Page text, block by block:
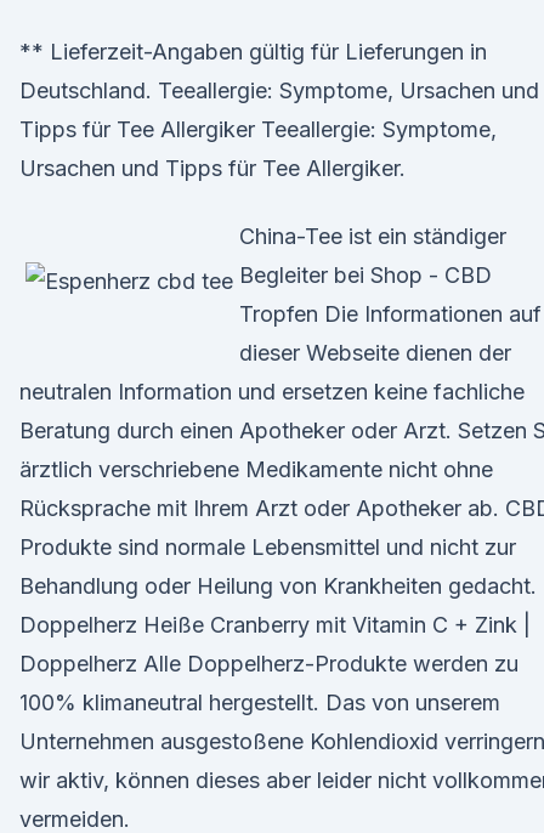
** Lieferzeit-Angaben gültig für Lieferungen in
Deutschland. Teeallergie: Symptome, Ursachen und
Tipps für Tee Allergiker Teeallergie: Symptome,
Ursachen und Tipps für Tee Allergiker.
China-Tee ist ein ständiger
Begleiter bei Shop - CBD
Tropfen Die Informationen auf
dieser Webseite dienen der
neutralen Information und ersetzen keine fachliche
Beratung durch einen Apotheker oder Arzt. Setzen
ärztlich verschriebene Medikamente nicht ohne
Rücksprache mit Ihrem Arzt oder Apotheker ab.
Produkte sind normale Lebensmittel und nicht zur
Behandlung oder Heilung von Krankheiten gedacht.
Doppelherz Heiße Cranberry mit Vitamin C + Zink |
Doppelherz Alle Doppelherz-Produkte werden zu
100% klimaneutral hergestellt. Das von unserem
Unternehmen ausgestoßene Kohlendioxid verringern
wir aktiv, können dieses aber leider nicht
vermeiden.